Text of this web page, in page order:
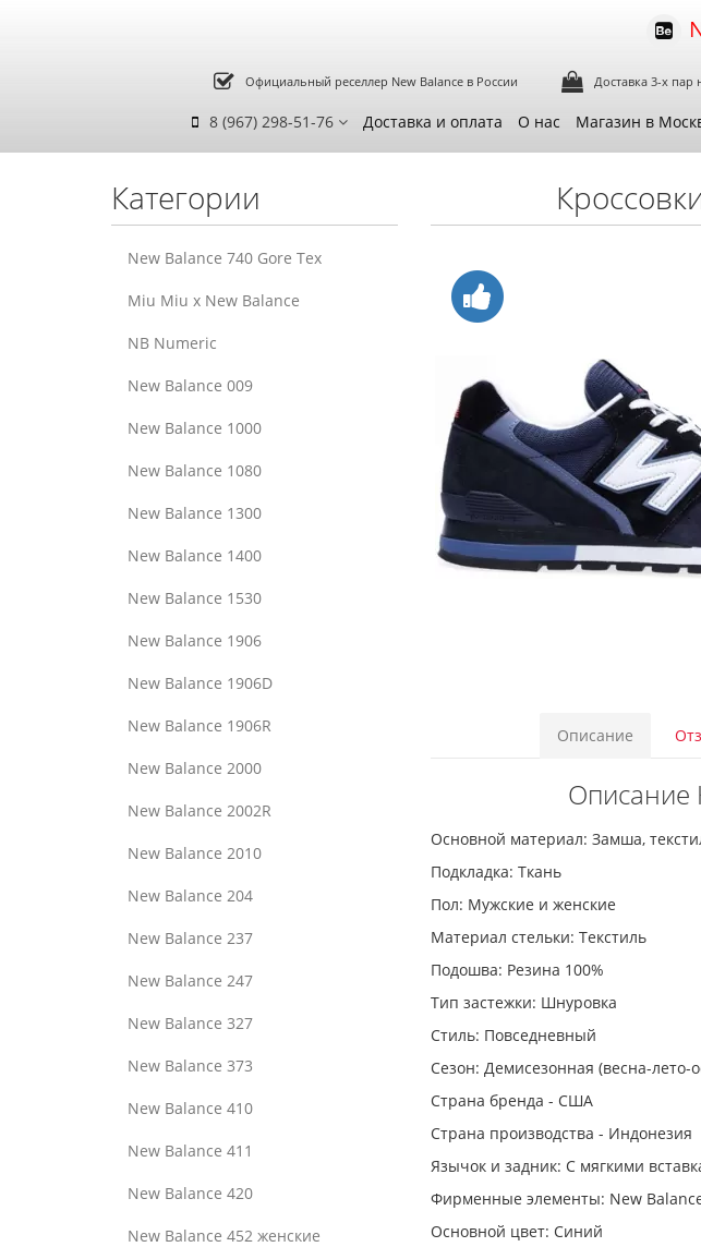
Официальный реселлер New Balance в России Доставка 3-х пар
8 (967) 298-51-76 Доставка и оплата О нас Магазин в
Категории
New Balance 740 Gore Tex
Miu Miu x New Balance
NB Numeric
New Balance 009
New Balance 1000
New Balance 1080
New Balance 1300
New Balance 1400
New Balance 1530
New Balance 1906
New Balance 1906D
New Balance 1906R
New Balance 2000
New Balance 2002R
New Balance 2010
New Balance 204
New Balance 237
New Balance 247
New Balance 327
New Balance 373
New Balance 410
New Balance 411
New Balance 420
New Balance 452 женские
Описание
Описание
Основной материал: Замша,
Подкладка: Ткань
Пол: Мужские и женские
Материал стельки: Текстиль
Подошва: Резина 100%
Тип застежки: Шнуровка
Стиль: Повседневный
Сезон: Демисезонная (весна-лето-
Страна бренда - США
Страна производства - Индонезия
Язычок и задник: С мягкими
Фирменные элементы: New
Основной цвет: Синий